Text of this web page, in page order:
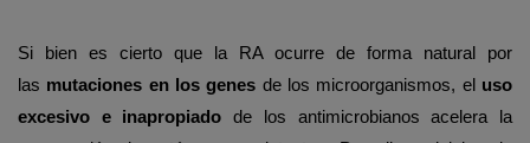
Si bien es cierto que la RA ocurre de forma natural por
las mutaciones en los genes de los microorganismos, el uso
excesivo e inapropiado de los antimicrobianos acelera la